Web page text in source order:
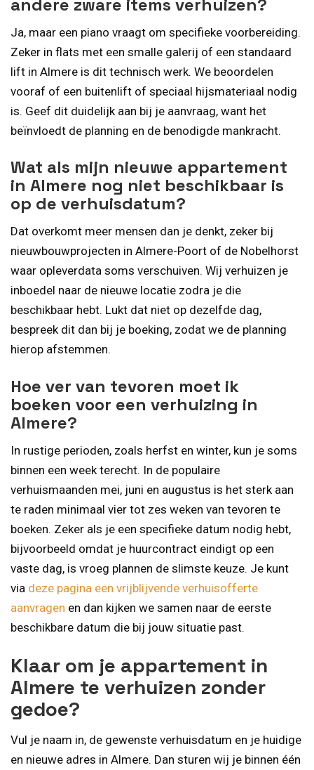
Ja, maar een piano vraagt om specifieke voorbereiding.
Zeker in flats met een smalle galerij of een standaard
lift in Almere is dit technisch werk. We beoordelen
vooraf of een buitenlift of speciaal hijsmateriaal nodig
is. Geef dit duidelijk aan bij je aanvraag, want het
beïnvloedt de planning en de benodigde mankracht.
Wat als mijn nieuwe appartement
in Almere nog niet beschikbaar is
op de verhuisdatum?
Dat overkomt meer mensen dan je denkt, zeker bij
nieuwbouwprojecten in Almere-Poort of de Nobelhorst
waar opleverdata soms verschuiven. Wij verhuizen je
inboedel naar de nieuwe locatie zodra je die
beschikbaar hebt. Lukt dat niet op dezelfde dag,
bespreek dit dan bij je boeking, zodat we de planning
hierop afstemmen.
Hoe ver van tevoren moet ik
boeken voor een verhuizing in
Almere?
In rustige perioden, zoals herfst en winter, kun je soms
binnen een week terecht. In de populaire
verhuismaanden mei, juni en augustus is het sterk aan
te raden minimaal vier tot zes weken van tevoren te
boeken. Zeker als je een specifieke datum nodig hebt,
bijvoorbeeld omdat je huurcontract eindigt op een
vaste dag, is vroeg plannen de slimste keuze. Je kunt
via deze pagina een vrijblijvende verhuisofferte
aanvragen en dan kijken we samen naar de eerste
beschikbare datum die bij jouw situatie past.
Klaar om je appartement in
Almere te verhuizen zonder
gedoe?
Vul je naam in, de gewenste verhuisdatum en je huidige
en nieuwe adres in Almere. Dan sturen wij je binnen één